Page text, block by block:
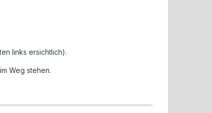
links ersichtlich).
Weg stehen.